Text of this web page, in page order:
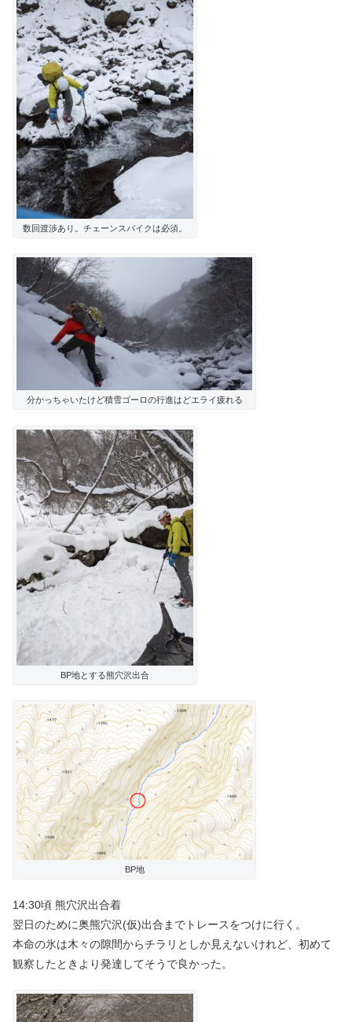
数回渡渉あり。チェーンスパイクは必須。
分かっちゃいたけど積雪ゴーロの行進はどエライ疲れる
BP地とする熊穴沢出合
BP地
14:30頃 熊穴沢出合着
翌日のために奥熊穴沢(仮)出合までトレースをつけに行く。
本命の氷は木々の隙間からチラリとしか見えないけれど、初めて
観察したときより発達してそうで良かった。